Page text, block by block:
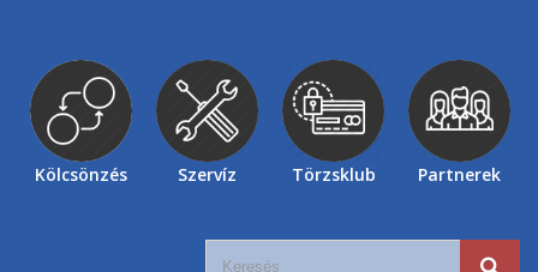
Kölcsönzés Szervíz Törzsklub Partnerek